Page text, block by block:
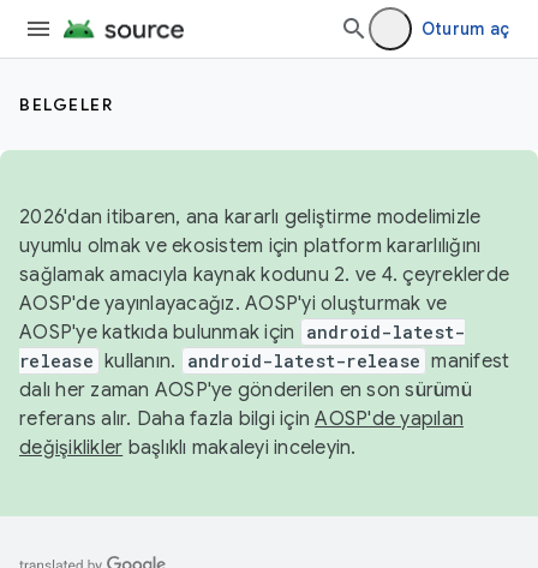
Oturum aç
BELGELER
2026'dan itibaren, ana kararlı geliştirme modelimizle
uyumlu olmak ve ekosistem için platform kararlılığını
sağlamak amacıyla kaynak kodunu 2. ve 4. çeyreklerde
AOSP'de yayınlayacağız. AOSP'yi oluşturmak ve
AOSP'ye katkıda bulunmak için
android-latest-
release kullanın. android-latest-release manifest
dalı her zaman AOSP'ye gönderilen en son sürümü
referans alır. Daha fazla bilgi içinAOSP'de yapılan
değişiklikler başlıklı makaleyi inceleyin.